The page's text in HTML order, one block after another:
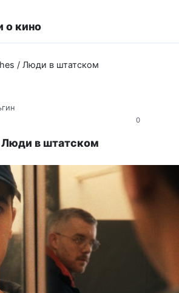
о кино
/ Люди в штатском
0
в штатском